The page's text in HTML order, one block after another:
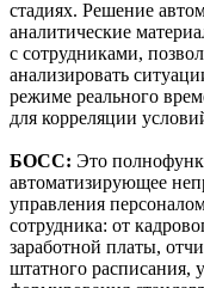
стадиях. Решение
аналитические
с сотрудниками,
анализировать
режиме реального
для корреляции
БОСС: Это
автоматизирующее
управления
сотрудника: от
заработной платы,
штатного расписания,